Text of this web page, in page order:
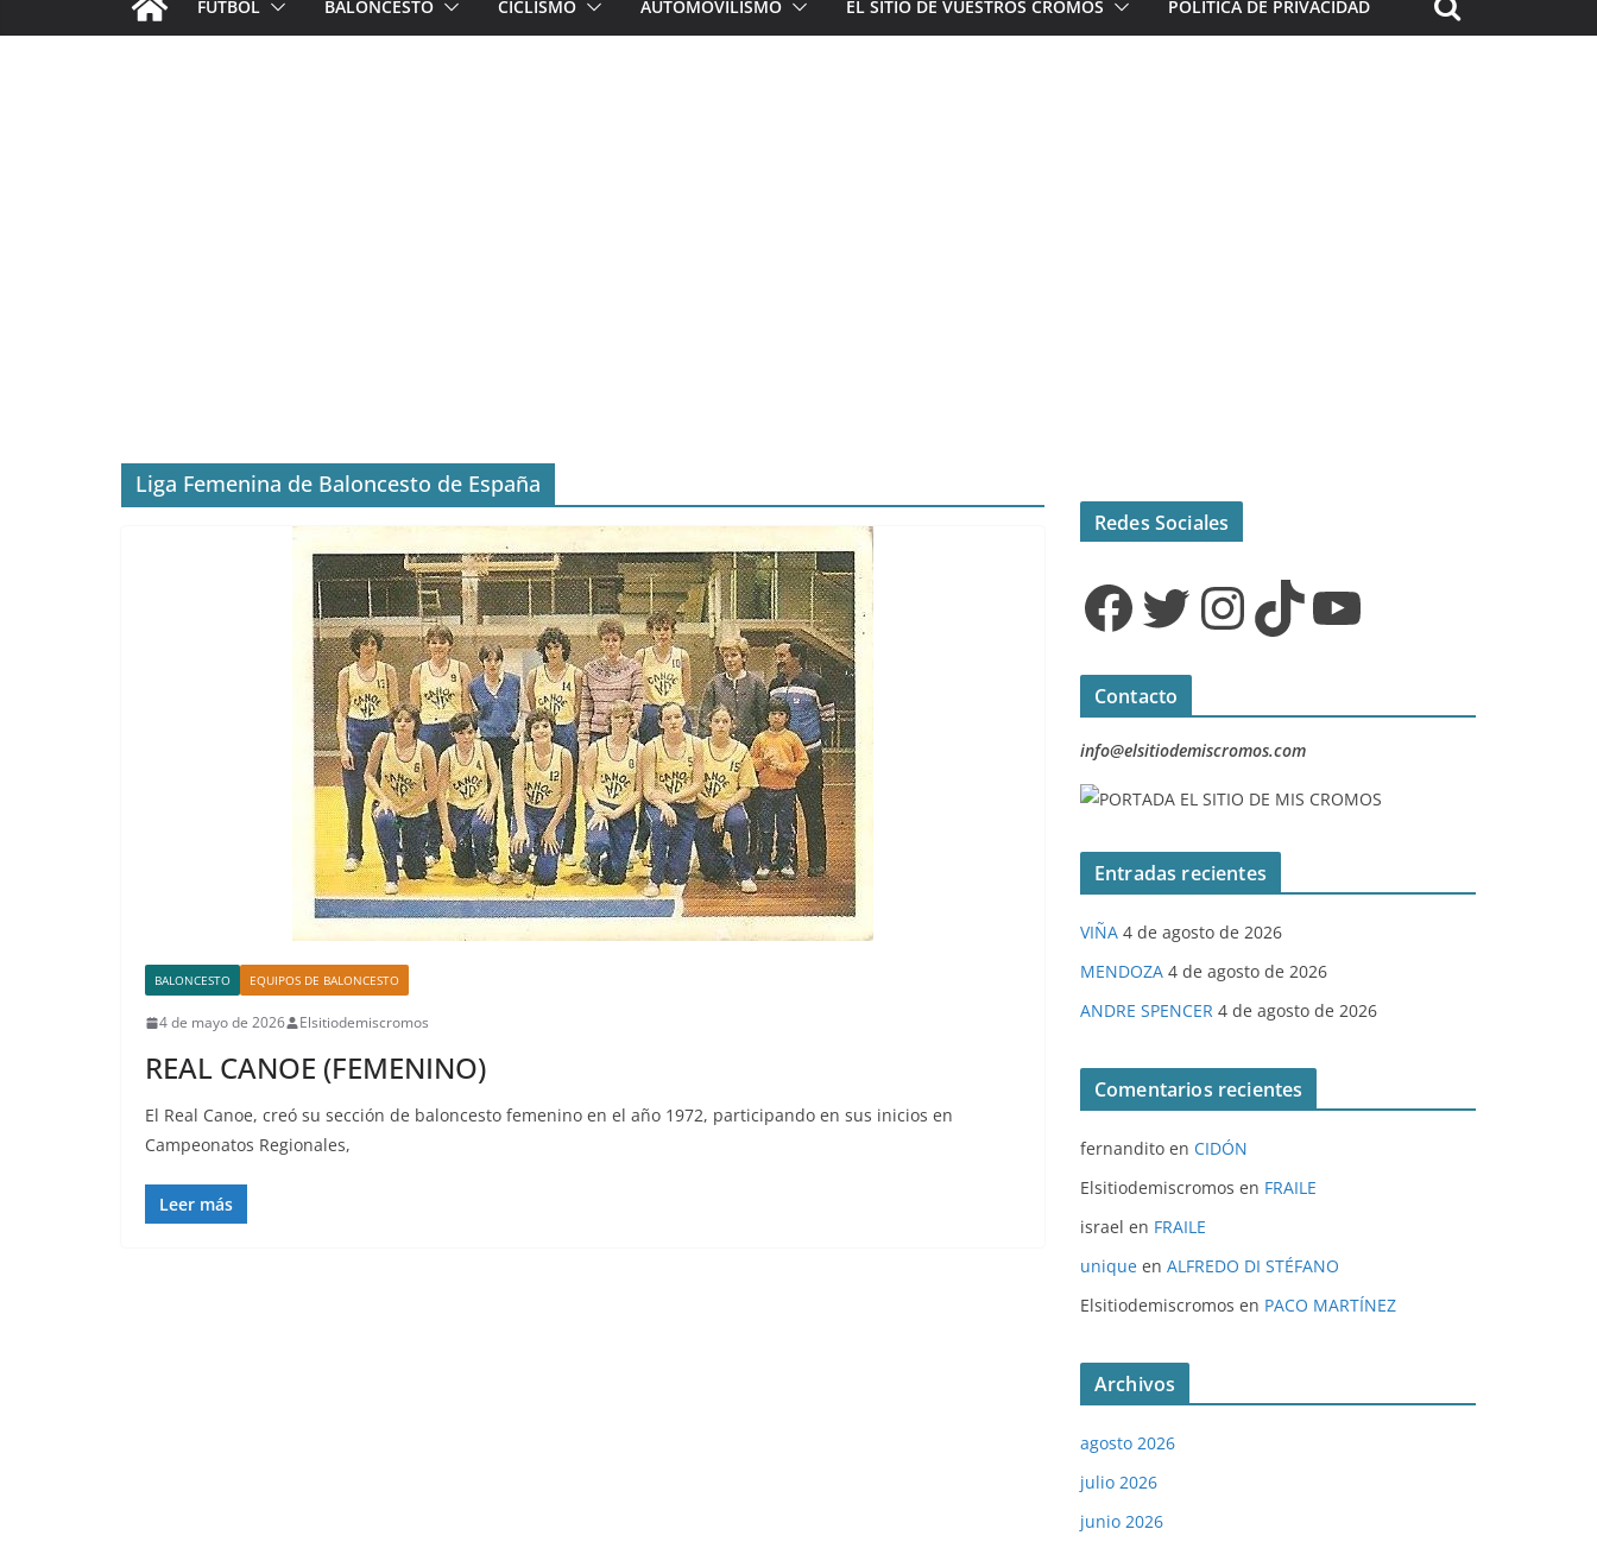
FÚTBOL BALONCESTO CICLISMO AUTOMOVILISMO EL SITIO DE VUESTROS CROMOS POLÍTICA DE PRIVACIDAD
Liga Femenina de Baloncesto de España
BALONCESTO EQUIPOS DE BALONCESTO
4 de mayo de 2026 Elsitiodemiscromos
REAL CANOE (FEMENINO)
El Real Canoe, creó su sección de baloncesto femenino en el año 1972, participando en sus inicios en
Campeonatos Regionales,
Leer más
Redes Sociales
Facebook Twitter InstagramTikTok YouTube
Contacto
info@elsitiodemiscromos.com
Entradas recientes
VIÑA 4 de agosto de 2026
MENDOZA 4 de agosto de 2026
ANDRE SPENCER 4 de agosto de 2026
Comentarios recientes
fernandito en CIDÓN
Elsitiodemiscromos en FRAILE
israel en FRAILE
unique en ALFREDO DI STÉFANO
Elsitiodemiscromos en PACO MARTÍNEZ
Archivos
agosto 2026
julio 2026
junio 2026